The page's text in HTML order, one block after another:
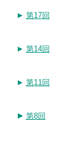
第17回
第14回
第11回
第8回